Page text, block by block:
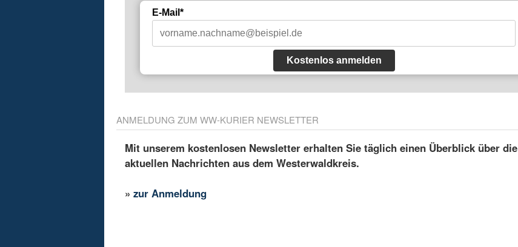
E-Mail*
Kostenlos anmelden
ANMELDUNG ZUM WW-KURIER NEWSLETTER
Mit unserem kostenlosen Newsletter erhalten Sie täglich einen Überblick über die
aktuellen Nachrichten aus dem Westerwaldkreis.
»zur Anmeldung